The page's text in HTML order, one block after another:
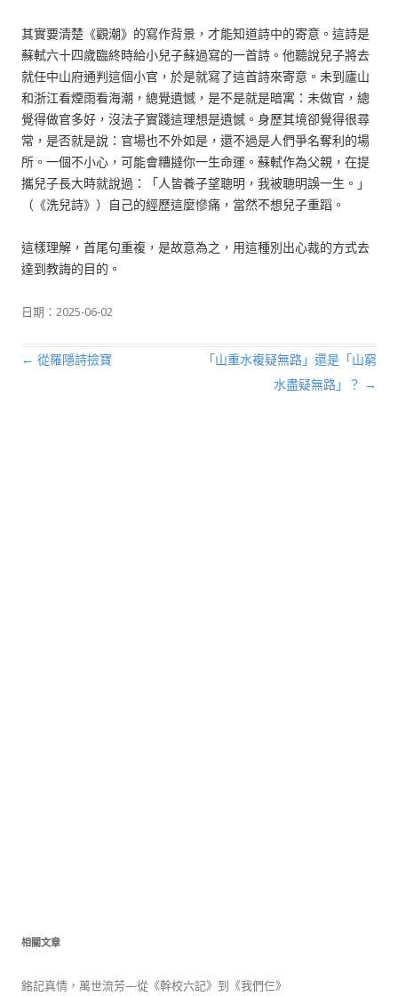
其實要清楚《觀潮》的寫作背景，才能知道詩中的寄意。這詩是
蘇軾六十四歲臨終時給小兒子蘇過寫的一首詩。他聽說兒子將去
就任中山府通判這個小官，於是就寫了這首詩來寄意。未到廬山
和浙江看煙雨看海潮，總覺遺憾，是不是就是暗寓：未做官，總
覺得做官多好，沒法子實踐這理想是遺憾。身歷其境卻覺得很尋
常，是否就是說：官場也不外如是，還不過是人們爭名奪利的場
所。一個不小心，可能會糟撻你一生命運。蘇軾作為父親，在提
攜兒子長大時就說過：「人皆養子望聰明，我被聰明誤一生。」
（《洗兒詩》）自己的經歷這麼慘痛，當然不想兒子重蹈。
這樣理解，首尾句重複，是故意為之，用這種別出心裁的方式去
達到教誨的目的。
日期： 2025-06-02
文章導航列
← 從羅隱詩撿寶
「山重水複疑無路」還是「山窮
水盡疑無路」？ →
相關文章
銘記真情，萬世流芳—從《幹校六記》到《我們仨》